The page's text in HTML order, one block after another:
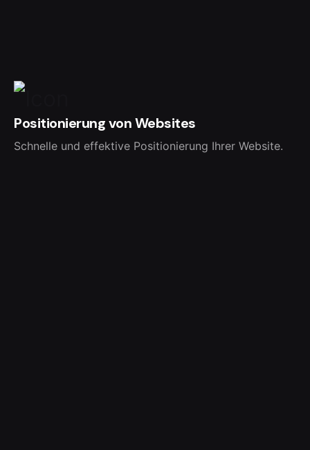
Positionierung von Websites
Schnelle und effektive Positionierung Ihrer Website.